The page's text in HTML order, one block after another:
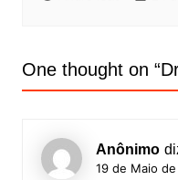
One thought on “
Anônimo
19 de Maio